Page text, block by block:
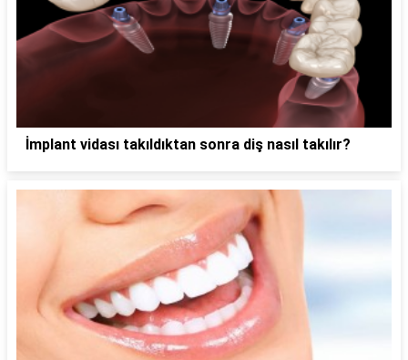
İmplant vidası takıldıktan sonra diş nasıl takılır?